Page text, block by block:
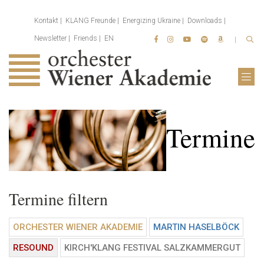
Kontakt KLANG Freunde Energizing Ukraine Downloads
Newsletter Friends EN
Termine
Termine filtern
ORCHESTER WIENER AKADEMIE
MARTIN HASELBÖCK
RESOUND
KIRCH'KLANG FESTIVAL SALZKAMMERGUT